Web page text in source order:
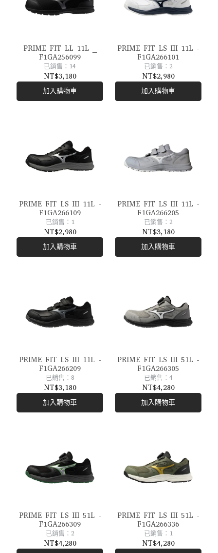
PRIME FIT LL 11L _
F1GA256099
已銷售：14
NT$3,180
加入購物車
PRIME FIT LS III 11L -
F1GA266101
已銷售：2
NT$2,980
加入購物車
PRIME FIT LS III 11L -
F1GA266109
已銷售：1
NT$2,980
加入購物車
PRIME FIT LS III 11L -
F1GA266205
已銷售：2
NT$3,180
加入購物車
PRIME FIT LS III 11L -
F1GA266209
已銷售：8
NT$3,180
加入購物車
PRIME FIT LS III 51L -
F1GA266305
已銷售：4
NT$4,280
加入購物車
PRIME FIT LS III 51L -
F1GA266309
已銷售：2
NT$4,280
PRIME FIT LS III 51L -
F1GA266336
已銷售：1
NT$4,280